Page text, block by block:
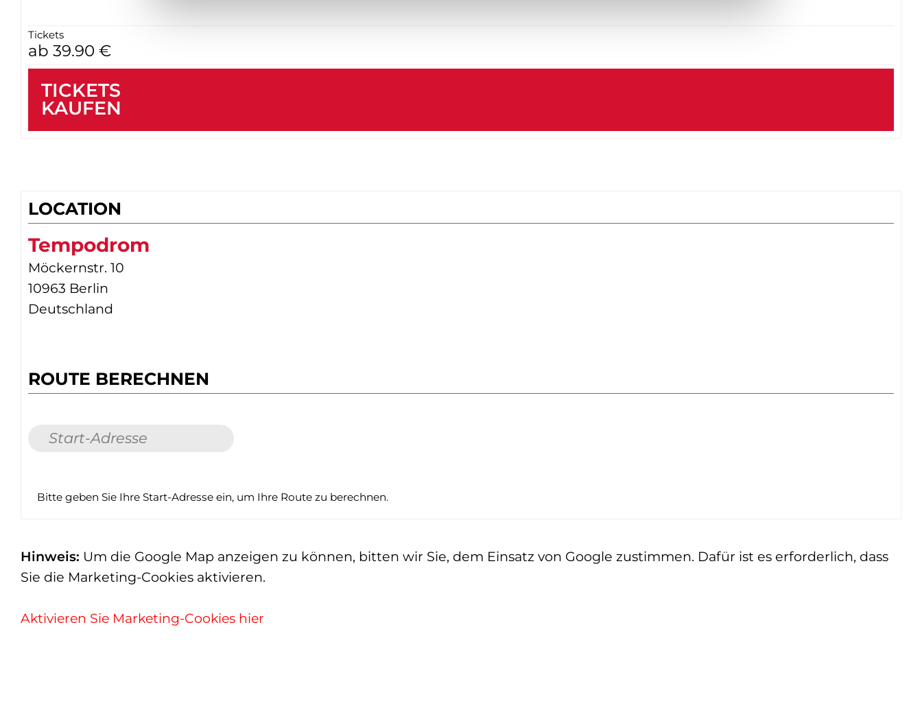
Tickets
ab 39.90 €
TICKETS
KAUFEN
LOCATION
Tempodrom
Möckernstr. 10
10963 Berlin
Deutschland
ROUTE BERECHNEN
Bitte geben Sie Ihre Start-Adresse ein, um Ihre Route zu berechnen.
Hinweis: Um die Google Map anzeigen zu können, bitten wir Sie, dem Einsatz von Google zustimmen. Dafür ist es erforderlich, dass
Sie die Marketing-Cookies aktivieren.
Aktivieren Sie Marketing-Cookies hier